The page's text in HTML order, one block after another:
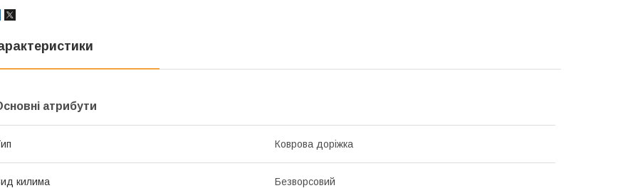
атрибути
Коврова доріжка
килима Безворсовий